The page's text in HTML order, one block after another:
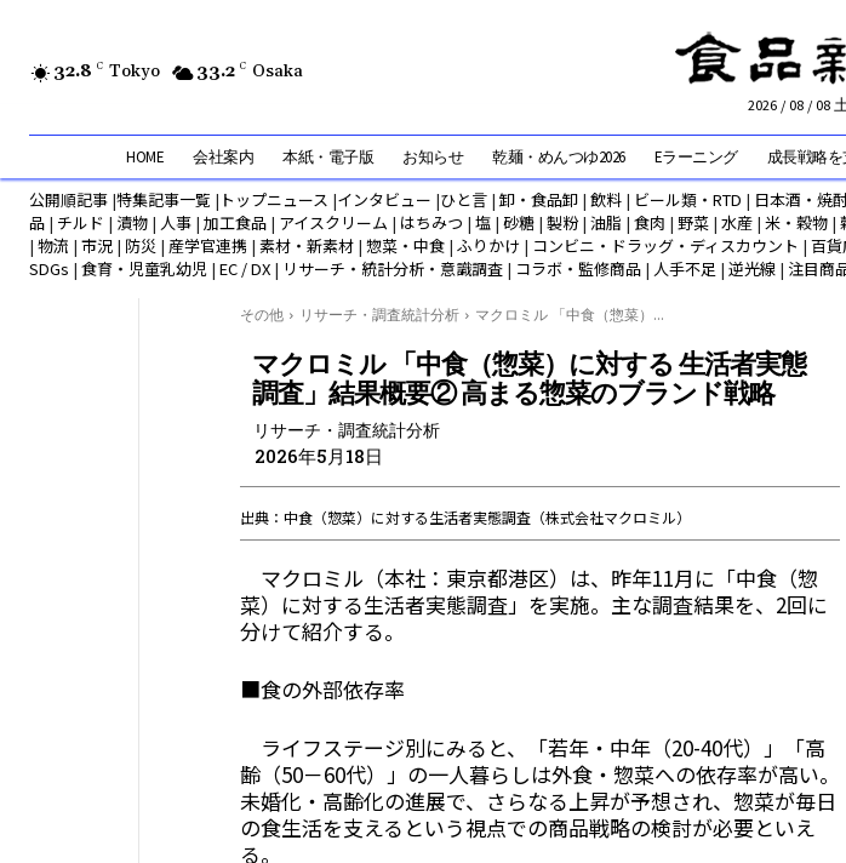
32.8 C Tokyo 33.2 C Osaka
2026 / 08 / 08
HOME 会社案内 本紙・電子版 お知らせ 乾麺・めんつゆ2026 Eラーニング 成長戦略
公開順記事 |特集記事一覧 | トップニュース |インタビュー |ひと言 |卸・食品卸 | 飲料 | ビール類・RTD | 日本酒・焼
品 | チルド | 漬物 | 人事 | 加工食品 | アイスクリーム | はちみつ | 塩 | 砂糖 | 製粉| 油脂 | 食肉 | 野菜 | 水産 | 米・穀物 |
| 物流 | 市況 | 防災 | 産学官連携 | 素材・新素材 | 惣菜・中食 | ふりかけ | コンビニ・ドラッグ・ディスカウント | 百
SDGs | 食育・児童乳幼児 | EC / DX | リサーチ・統計分析・意識調査 | コラボ・監修商品 | 人手不足 | 逆光線 | 注目商
その他 リサーチ・調査統計分析 マクロミル 「中食（惣菜）...
マクロミル 「中食（惣菜）に対する 生活者実態
調査」結果概要② 高まる惣菜のブランド戦略
リサーチ・調査統計分析
2026年5月18日
出典：中食（惣菜）に対する生活者実態調査（株式会社マクロミル）
マクロミル（本社：東京都港区）は、昨年11月に「中食（惣
菜）に対する生活者実態調査」を実施。主な調査結果を、2回に
分けて紹介する。
■食の外部依存率
ライフステージ別にみると、「若年・中年（20-40代）」「高
齢（50－60代）」の一人暮らしは外食・惣菜への依存率が高い。
未婚化・高齢化の進展で、さらなる上昇が予想され、惣菜が毎日
の食生活を支えるという視点での商品戦略の検討が必要といえ
る。